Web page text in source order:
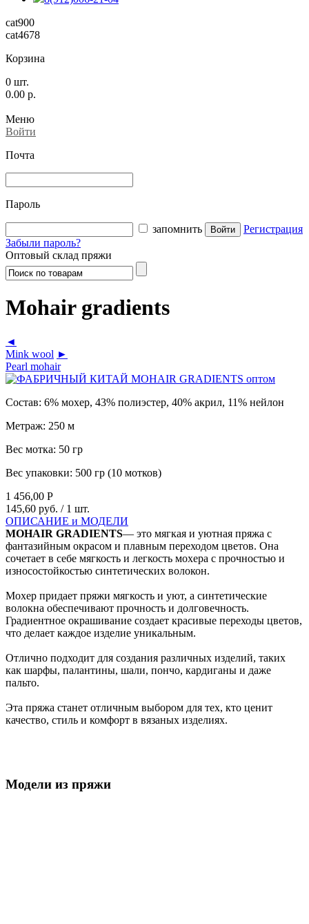
cat900
cat4678
Корзина
0 шт.
0.00 р.
Меню
Войти
Почта
Пароль
запомнить
Регистрация
Забыли пароль?
Оптовый склад пряжи
Mohair gradients
◄
Mink wool ►
Pearl mohair
Состав: 6% мохер, 43% полиэстер, 40% акрил, 11% нейлон
Метраж: 250 м
Вес мотка: 50 гр
Вес упаковки: 500 гр (10 мотков)
1 456,00 Р
145,60 руб. / 1 шт.
ОПИСАНИЕ и МОДЕЛИ
MOHAIR GRADIENTS— это мягкая и уютная пряжа с
фантазийным окрасом и плавным переходом цветов. Она
сочетает в себе мягкость и легкость мохера с прочностью и
износостойкостью синтетических волокон.
Мохер придает пряжи мягкость и уют, а синтетические
волокна обеспечивают прочность и долговечность.
Градиентное окрашивание создает красивые переходы цветов,
что делает каждое изделие уникальным.
Отлично подходит для создания различных изделий, таких
как шарфы, палантины, шали, пончо, кардиганы и даже
пальто.
Эта пряжа станет отличным выбором для тех, кто ценит
качество, стиль и комфорт в вязаных изделиях.
Модели из пряжи